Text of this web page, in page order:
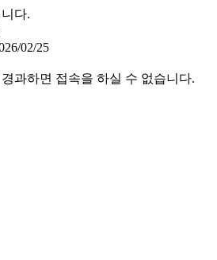
다.
02/25
과하면 접속을 하실 수 없습니다.